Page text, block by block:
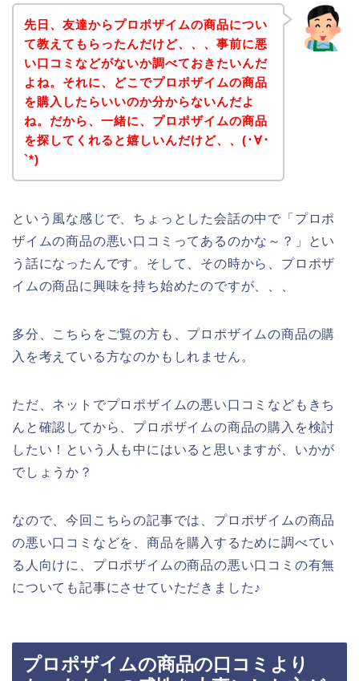
先日、友達からプロポザイムの商品につい
て教えてもらったんだけど、、、事前に悪
い口コミなどがないか調べておきたいんだ
よね。それに、どこでプロポザイムの商品
を購入したらいいのか分からないんだよ
ね。だから、一緒に、プロポザイムの商品
を探してくれると嬉しいんだけど、、(･∀･
`*)
という風な感じで、ちょっとした会話の中で「プロポ
ザイムの商品の悪い口コミってあるのかな～？」とい
う話になったんです。そして、その時から、プロポザ
イムの商品に興味を持ち始めたのですが、、、
多分、こちらをご覧の方も、プロポザイムの商品の購
入を考えている方なのかもしれません。
ただ、ネットでプロポザイムの悪い口コミなどもきち
んと確認してから、プロポザイムの商品の購入を検討
したい！という人も中にはいると思いますが、いかが
でしょうか？
なので、今回こちらの記事では、プロポザイムの商品
の悪い口コミなどを、商品を購入するために調べてい
る人向けに、プロポザイムの商品の悪い口コミの有無
についても記事にさせていただきました♪
プロポザイムの商品の口コミより